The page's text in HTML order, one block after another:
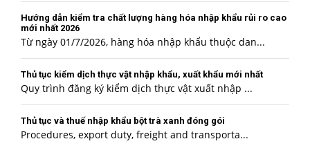
Hướng dẫn kiểm tra chất lượng hàng hóa nhập khẩu rủi ro cao
mới nhất 2026
Từ ngày 01/7/2026, hàng hóa nhập khẩu thuộc dan...
Thủ tục kiểm dịch thực vật nhập khẩu, xuất khẩu mới nhất
Quy trình đăng ký kiểm dịch thực vật xuất nhập ...
Thủ tục và thuế nhập khẩu bột trà xanh đóng gói
Procedures, export duty, freight and transporta...